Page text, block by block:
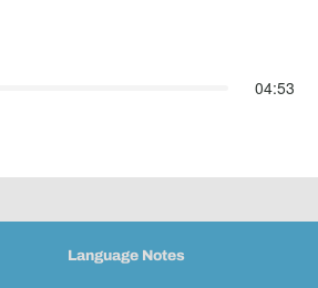
04:53
Language Notes